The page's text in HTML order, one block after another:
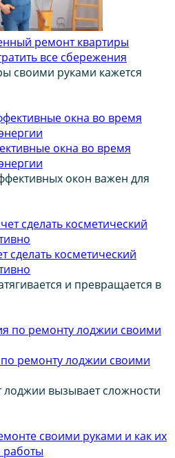
ремонт квартиры
все сбережения
своими руками кажется
окна во время
окон важен для
сделать косметический
и превращается в
ремонту лоджии своими
вызывает сложности